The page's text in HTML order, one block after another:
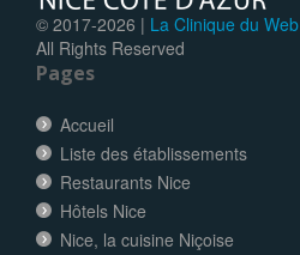
© 2017-2026 | La Clinique du Web
All Rights Reserved
Pages
Accueil
Liste des établissements
Restaurants Nice
Hôtels Nice
Nice, la cuisine Niçoise